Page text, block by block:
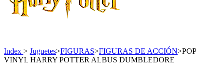
Index > Juguetes>FIGURAS>FIGURAS DE ACCIÓN>POP
VINYL HARRY POTTER ALBUS DUMBLEDORE